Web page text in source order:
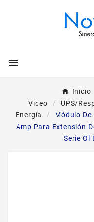

Inicio
Video
UPS/
Energía
Módulo
Amp Para Extensión
Serie Ol